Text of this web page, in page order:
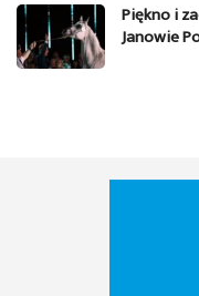
Piękno i
Janowie